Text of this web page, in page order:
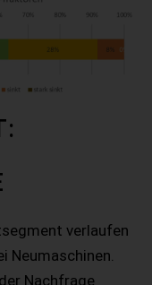
verlaufen
Neumaschinen.
Nachfrage